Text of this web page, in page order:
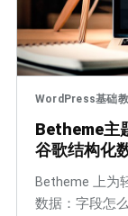
WordPress基础
Betheme主
谷歌结构化
Betheme 上为
数据：字段怎